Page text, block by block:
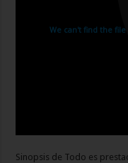
Sinopsis de Todo es